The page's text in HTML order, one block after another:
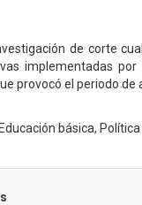
de corte
implementadas
provocó el periodo de
básica,